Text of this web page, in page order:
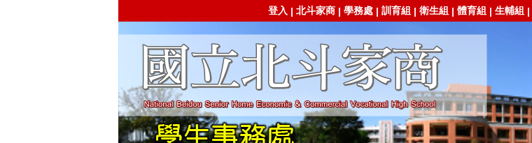
登入 | 北斗家商 | 學務處 | 訓育組 | 衛生組 | 體育組 | 生輔組 |